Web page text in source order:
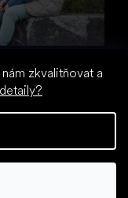
zkvalitňovat a
práva vyhradené.